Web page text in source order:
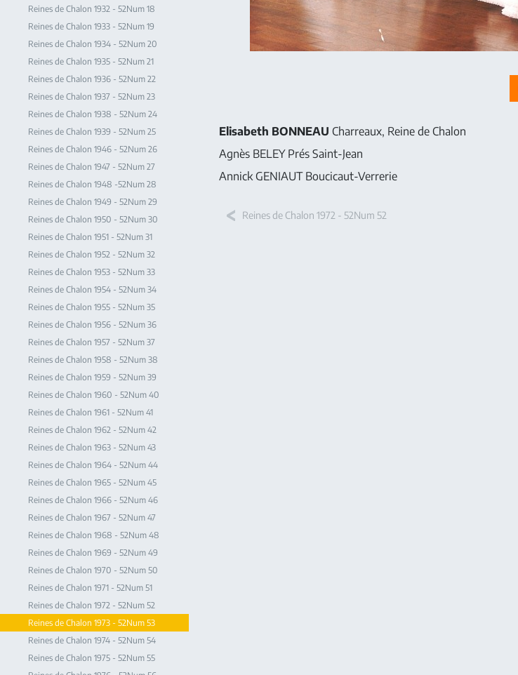
Reines de Chalon 1932 - 52Num 18
Reines de Chalon 1933 - 52Num 19
Reines de Chalon 1934 - 52Num 20
Reines de Chalon 1935 - 52Num 21
Reines de Chalon 1936 - 52Num 22
Reines de Chalon 1937 - 52Num 23
Reines de Chalon 1938 - 52Num 24
Reines de Chalon 1939 - 52Num 25
Reines de Chalon 1946 - 52Num 26
Reines de Chalon 1947 - 52Num 27
Reines de Chalon 1948 -52Num 28
Reines de Chalon 1949 - 52Num 29
Reines de Chalon 1950 - 52Num 30
Reines de Chalon 1951 - 52Num 31
Reines de Chalon 1952 - 52Num 32
Reines de Chalon 1953 - 52Num 33
Reines de Chalon 1954 - 52Num 34
Reines de Chalon 1955 - 52Num 35
Reines de Chalon 1956 - 52Num 36
Reines de Chalon 1957 - 52Num 37
Reines de Chalon 1958 - 52Num 38
Reines de Chalon 1959 - 52Num 39
Reines de Chalon 1960 - 52Num 40
Reines de Chalon 1961 - 52Num 41
Reines de Chalon 1962 - 52Num 42
Reines de Chalon 1963 - 52Num 43
Reines de Chalon 1964 - 52Num 44
Reines de Chalon 1965 - 52Num 45
Reines de Chalon 1966 - 52Num 46
Reines de Chalon 1967 - 52Num 47
Reines de Chalon 1968 - 52Num 48
Reines de Chalon 1969 - 52Num 49
Reines de Chalon 1970 - 52Num 50
Reines de Chalon 1971 - 52Num 51
Reines de Chalon 1972 - 52Num 52
Reines de Chalon 1973 - 52Num 53
Reines de Chalon 1974 - 52Num 54
Reines de Chalon 1975 - 52Num 55
Elisabeth BONNEAU Charreaux, Reine de Chalon
Agnès BELEY Prés Saint-Jean
Annick GENIAUT Boucicaut-Verrerie
Reines de Chalon 1972 - 52Num 52